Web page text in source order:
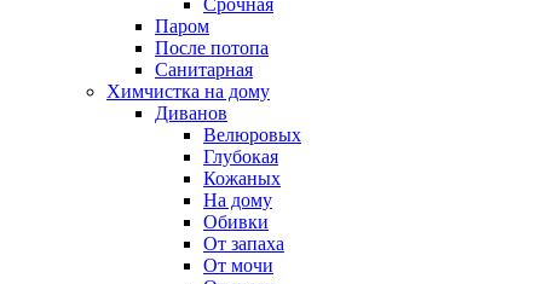
Срочная
Паром
После потопа
Санитарная
Химчистка на дому
Диванов
Велюровых
Глубокая
Кожаных
На дому
Обивки
От запаха
От мочи